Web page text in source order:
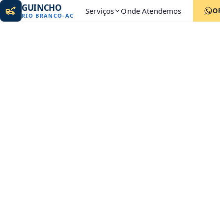
GUINCHO
RIO BRANCO-AC Serviços Onde Atendemos